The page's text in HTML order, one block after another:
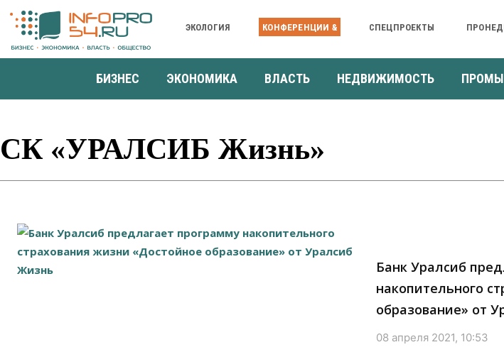
ЭКОЛОГИЯ КОНФЕРЕНЦИИ & СПЕЦПРОЕКТЫ
БИЗНЕС ЭКОНОМИКА ВЛАСТЬ НЕДВИЖИМОСТЬ
СК «УРАЛСИБ Жизнь»
Банк Уралсиб
накопительного
образование» от
08 апреля 2021, 10:53